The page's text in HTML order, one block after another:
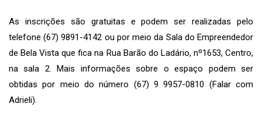
As inscrições são gratuitas e podem ser realizadas pelo
telefone (67) 9891-4142 ou por meio da Sala do Empreendedor
de Bela Vista que fica na Rua Barão do Ladário, nº1653, Centro,
na sala 2. Mais informações sobre o espaço podem ser
obtidas por meio do número (67) 9 9957-0810 (Falar com
Adrieli).